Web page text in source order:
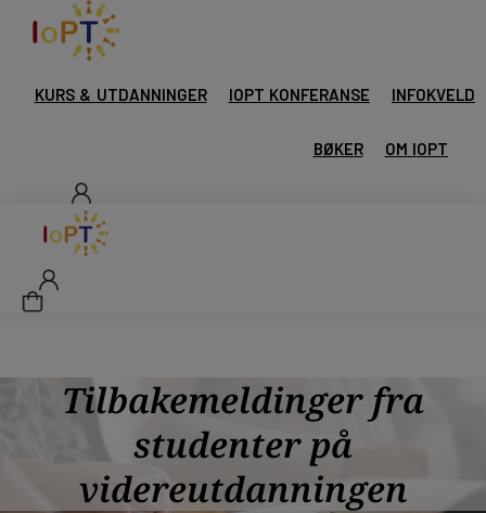
KURS & UTDANNINGER IOPT KONFERANSE INFOKVELD
BØKER OM IOPT
Tilbakemeldinger fra
studenter på
videreutdanningen